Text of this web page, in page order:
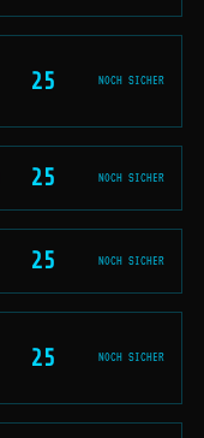
25 NOCH SICHER
25 NOCH SICHER
25 NOCH SICHER
25 NOCH SICHER